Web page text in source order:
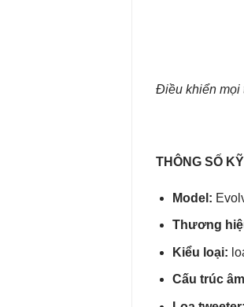
Điều khiển mọi
THÔNG SỐ
Model:
Thương
Kiểu loại:
Cấu trúc